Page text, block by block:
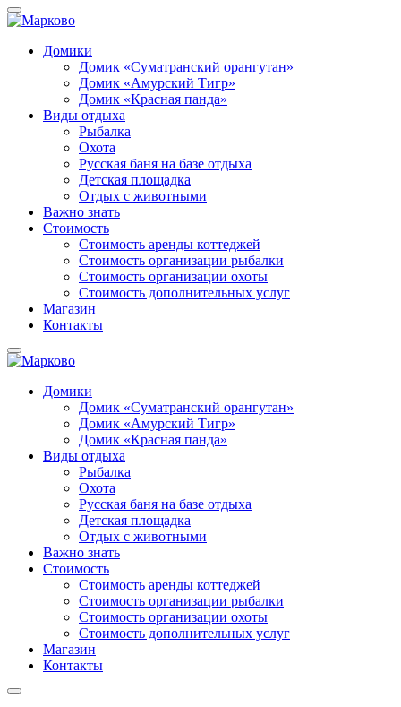
Домики
Домик «Суматранский орангутан»
Домик «Амурский Тигр»
Домик «Красная панда»
Виды отдыха
Рыбалка
Охота
Русская баня на базе отдыха
Детская площадка
Отдых с животными
Важно знать
Стоимость
Стоимость аренды коттеджей
Стоимость организации рыбалки
Стоимость организации охоты
Стоимость дополнительных услуг
Магазин
Контакты
Домики
Домик «Суматранский орангутан»
Домик «Амурский Тигр»
Домик «Красная панда»
Виды отдыха
Рыбалка
Охота
Русская баня на базе отдыха
Детская площадка
Отдых с животными
Важно знать
Стоимость
Стоимость аренды коттеджей
Стоимость организации рыбалки
Стоимость организации охоты
Стоимость дополнительных услуг
Магазин
Контакты